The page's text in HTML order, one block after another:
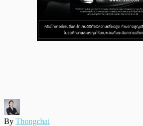
By Thongchai